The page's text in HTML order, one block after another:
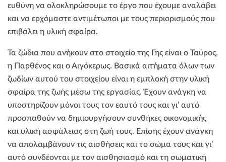
ευθύνη να ολοκληρώσουμε το έργο που έχουμε αναλάβει
και να ερχόμαστε αντιμέτωποι με τους περιορισμούς που
επιβάλει η υλική σφαίρα.
Τα ζώδια που ανήκουν στο στοιχείο της Γης είναι ο Ταύρος,
η Παρθένος και ο Αιγόκερως. Βασικά αιτήματα όλων των
ζωδίων αυτού του στοιχείου είναι η εμπλοκή στην υλική
σφαίρα της ζωής μέσω της εργασίας. Έχουν ανάγκη να
υποστηρίζουν μόνοι τους τον εαυτό τους και γι’ αυτό
προσπαθούν να δημιουργήσουν συνθήκες οικονομικής
και υλική ασφάλειας στη ζωή τους. Επίσης έχουν ανάγκη
να απολαμβάνουν τις αισθήσεις και το σώμα τους και γι’
αυτό συνδέονται με τον αισθησιασμό και τη σωματική